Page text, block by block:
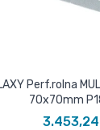
Perf.rolna
70x70mm
3.453,24